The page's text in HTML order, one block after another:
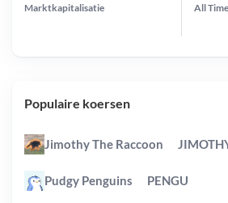
Marktkapitalisatie All Time
Populaire koersen
Jimothy The Raccoon
Pudgy Penguins PENGU